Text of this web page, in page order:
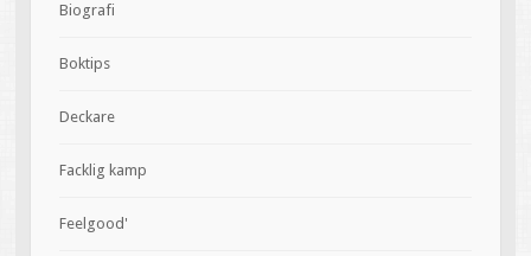
Biografi
Boktips
Deckare
Facklig kamp
Feelgood'